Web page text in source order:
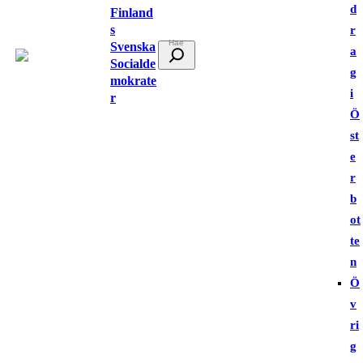
Finland
s
Svenska
Socialde
mokrate
r
ö
d
r
a
g
i
Ö
st
e
r
b
ot
te
n
Ö
v
ri
g